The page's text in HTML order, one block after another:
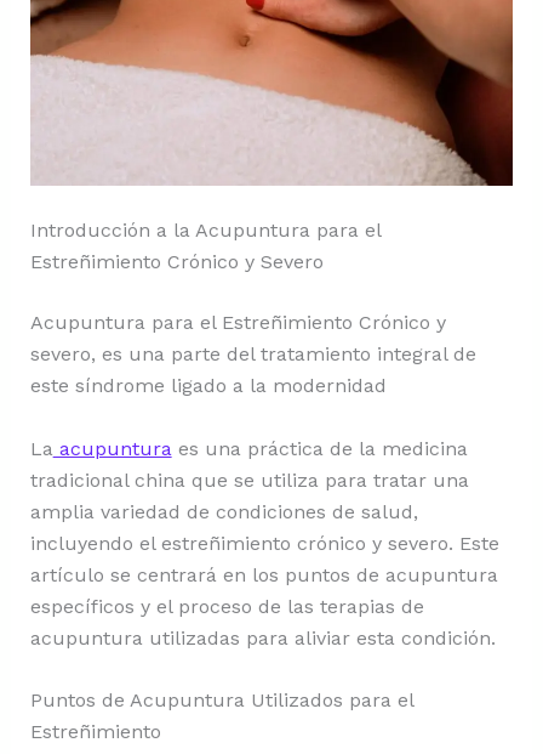
Introducción a la Acupuntura para el
Estreñimiento Crónico y Severo
Acupuntura para el Estreñimiento Crónico y
severo, es una parte del tratamiento integral de
este síndrome ligado a la modernidad
La acupunturaes una práctica de la medicina
tradicional china que se utiliza para tratar una
amplia variedad de condiciones de salud,
incluyendo el estreñimiento crónico y severo. Este
artículo se centrará en los puntos de acupuntura
específicos y el proceso de las terapias de
acupuntura utilizadas para aliviar esta condición.
Puntos de Acupuntura Utilizados para el
Estreñimiento